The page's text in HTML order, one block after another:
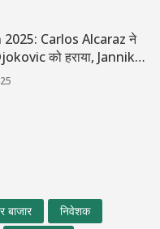
2025: Carlos Alcaraz ने
को हराया, Jannik
दे दूसरा खिताब
बाजार
निवेशक